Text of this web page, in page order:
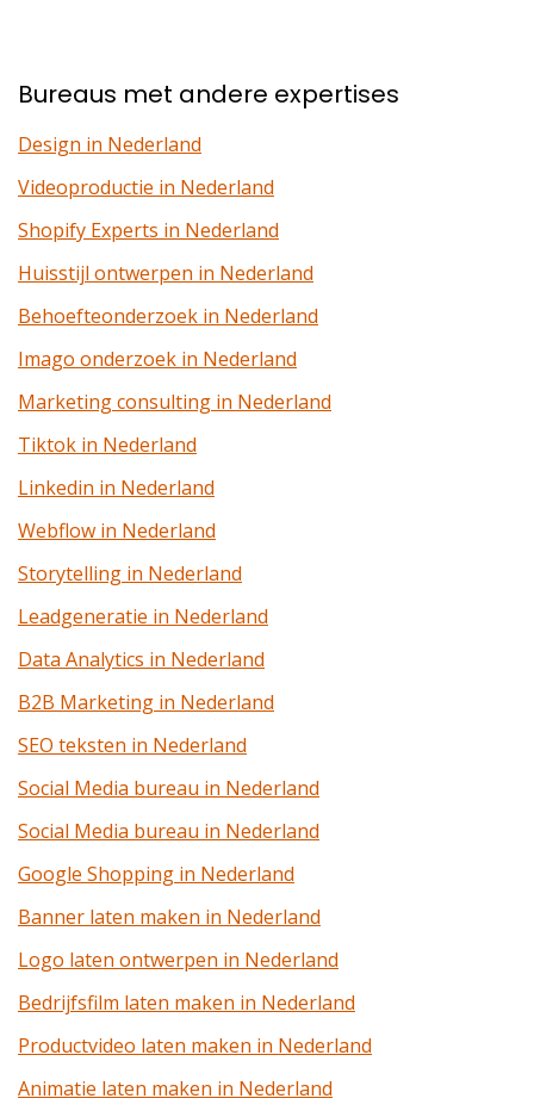
Bureaus met andere expertises
Design in Nederland
Videoproductie in Nederland
Shopify Experts in Nederland
Huisstijl ontwerpen in Nederland
Behoefteonderzoek in Nederland
Imago onderzoek in Nederland
Marketing consulting in Nederland
Tiktok in Nederland
Linkedin in Nederland
Webflow in Nederland
Storytelling in Nederland
Leadgeneratie in Nederland
Data Analytics in Nederland
B2B Marketing in Nederland
SEO teksten in Nederland
Social Media bureau in Nederland
Social Media bureau in Nederland
Google Shopping in Nederland
Banner laten maken in Nederland
Logo laten ontwerpen in Nederland
Bedrijfsfilm laten maken in Nederland
Productvideo laten maken in Nederland
Animatie laten maken in Nederland